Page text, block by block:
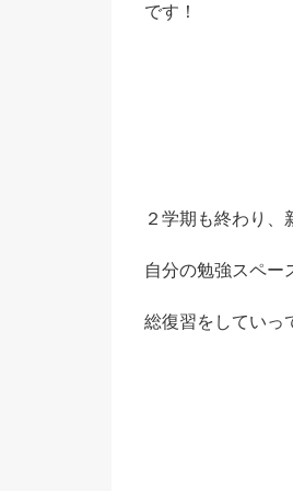
です！
２学期も終わり
自分の勉強スペー
総復習をしていっ